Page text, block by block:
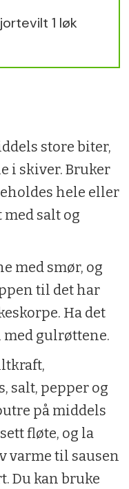
1 løk
2 ss
store biter,
i skiver. Bruker
hele eller
salt og
med smør, og
til det har
Ha det
med gulrøttene.
salt, pepper og
på middels
fløte, og la
varme til sausen
Du kan bruke